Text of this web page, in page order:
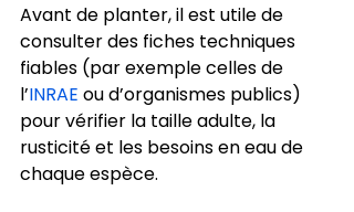
Avant de planter, il est utile de
consulter des fiches techniques
fiables (par exemple celles de
l’INRAE ou d’organismes publics)
pour vérifier la taille adulte, la
rusticité et les besoins en eau de
chaque espèce.